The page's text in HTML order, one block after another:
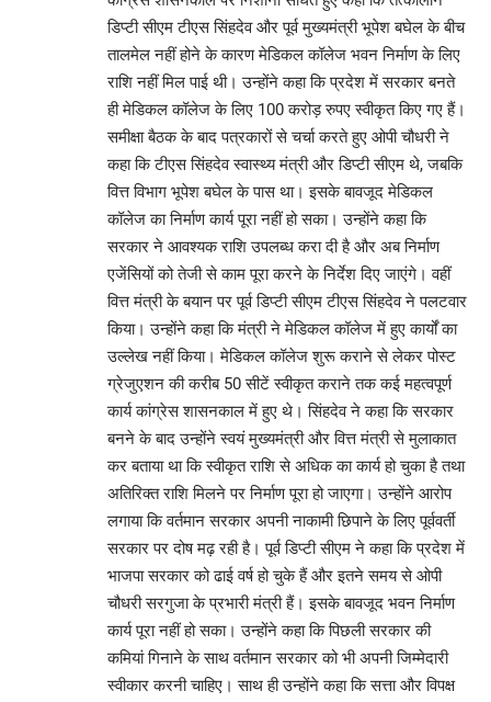
डिप्टी सीएम टीएस सिंहदेव और पूर्व मुख्यमंत्री भूपेश बघेल के बीच
तालमेल नहीं होने के कारण मेडिकल कॉलेज भवन निर्माण के लिए
राशि नहीं मिल पाई थी। उन्होंने कहा कि प्रदेश में सरकार बनते
ही मेडिकल कॉलेज के लिए 100 करोड़ रुपए स्वीकृत किए गए हैं।
समीक्षा बैठक के बाद पत्रकारों से चर्चा करते हुए ओपी चौधरी ने
कहा कि टीएस सिंहदेव स्वास्थ्य मंत्री और डिप्टी सीएम थे, जबकि
वित्त विभाग भूपेश बघेल के पास था। इसके बावजूद मेडिकल
कॉलेज का निर्माण कार्य पूरा नहीं हो सका। उन्होंने कहा कि
सरकार ने आवश्यक राशि उपलब्ध करा दी है और अब निर्माण
एजेंसियों को तेजी से काम पूरा करने के निर्देश दिए जाएंगे। वहीं
वित्त मंत्री के बयान पर पूर्व डिप्टी सीएम टीएस सिंहदेव ने पलटवार
किया। उन्होंने कहा कि मंत्री ने मेडिकल कॉलेज में हुए कार्यों का
उल्लेख नहीं किया। मेडिकल कॉलेज शुरू कराने से लेकर पोस्ट
ग्रेजुएशन की करीब 50 सीटें स्वीकृत कराने तक कई महत्वपूर्ण
कार्य कांग्रेस शासनकाल में हुए थे। सिंहदेव ने कहा कि सरकार
बनने के बाद उन्होंने स्वयं मुख्यमंत्री और वित्त मंत्री से मुलाकात
कर बताया था कि स्वीकृत राशि से अधिक का कार्य हो चुका है तथा
अतिरिक्त राशि मिलने पर निर्माण पूरा हो जाएगा। उन्होंने आरोप
लगाया कि वर्तमान सरकार अपनी नाकामी छिपाने के लिए पूर्ववर्ती
सरकार पर दोष मढ़ रही है। पूर्व डिप्टी सीएम ने कहा कि प्रदेश में
भाजपा सरकार को ढाई वर्ष हो चुके हैं और इतने समय से ओपी
चौधरी सरगुजा के प्रभारी मंत्री हैं। इसके बावजूद भवन निर्माण
कार्य पूरा नहीं हो सका। उन्होंने कहा कि पिछली सरकार की
कमियां गिनाने के साथ वर्तमान सरकार को भी अपनी जिम्मेदारी
स्वीकार करनी चाहिए। साथ ही उन्होंने कहा कि सत्ता और विपक्ष